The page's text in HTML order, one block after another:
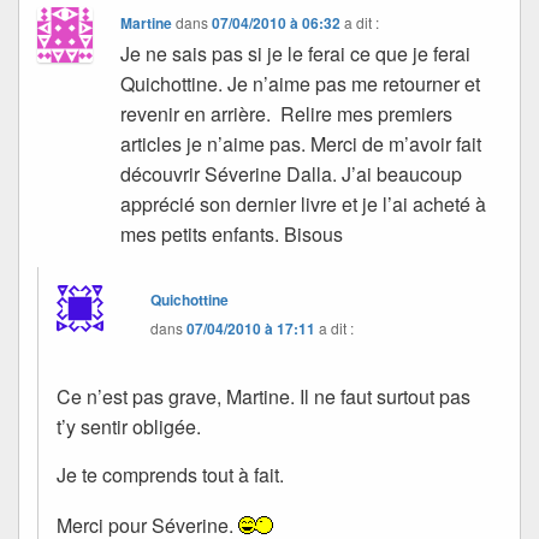
Martinedans07/04/2010 à 06:32 a dit :
Je ne sais pas si je le ferai ce que je ferai
Quichottine. Je n’aime pas me retourner et
revenir en arrière. Relire mes premiers
articles je n’aime pas. Merci de m’avoir fait
découvrir Séverine Dalla. J’ai beaucoup
apprécié son dernier livre et je l’ai acheté à
mes petits enfants. Bisous
Quichottine
dans07/04/2010 à 17:11 a dit :
Ce n’est pas grave, Martine. Il ne faut surtout pas
t’y sentir obligée.
Je te comprends tout à fait.
Merci pour Séverine.